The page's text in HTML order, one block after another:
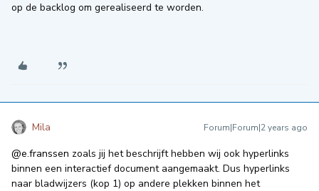
op de backlog om gerealiseerd te worden.
Mila Forum|Forum|2 years ago
@e.franssen zoals jij het beschrijft hebben wij ook hyperlinks
binnen een interactief document aangemaakt. Dus hyperlinks
naar bladwijzers (kop 1) op andere plekken binnen het